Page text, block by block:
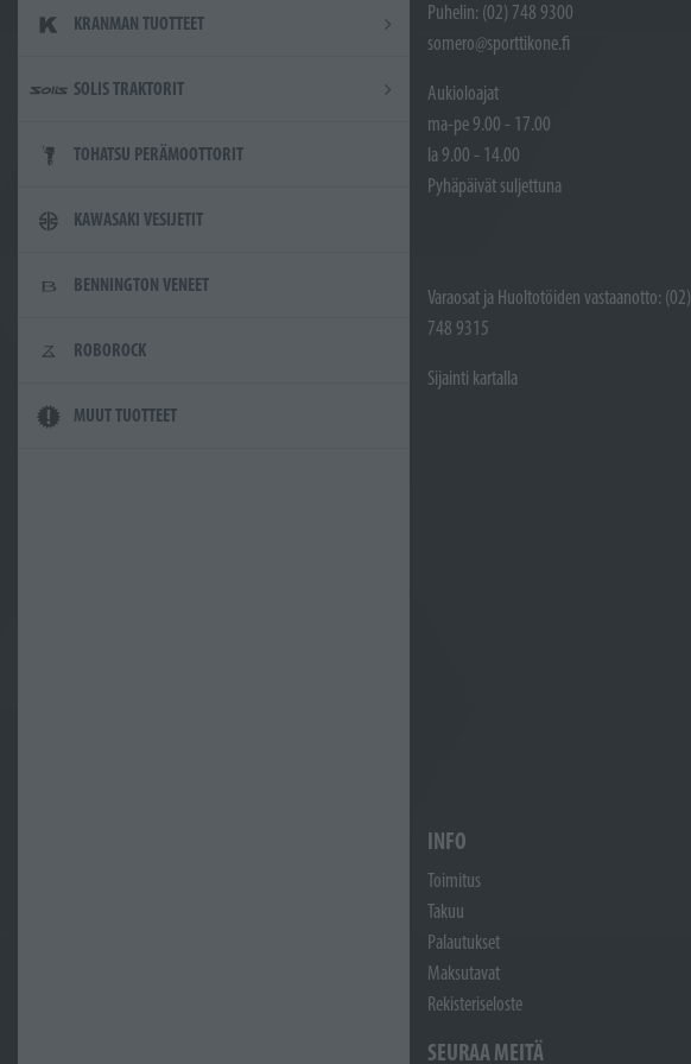
KRANMAN TUOTTEET
SOLIS TRAKTORIT
TOHATSU PERÄMOOTTORIT
KAWASAKI VESIJETIT
BENNINGTON VENEET
ROBOROCK
MUUT TUOTTEET
Puhelin: (02) 748 9300
somero@sporttikone.fi
Aukioloajat
ma-pe 9.00 - 17.00
la 9.00 - 14.00
Pyhäpäivät suljettuna
Varaosat ja Huoltotöiden vastaanotto: (02)
748 9315
Sijainti kartalla
INFO
Toimitus
Takuu
Palautukset
Maksutavat
Rekisteriseloste
SEURAA MEITÄ